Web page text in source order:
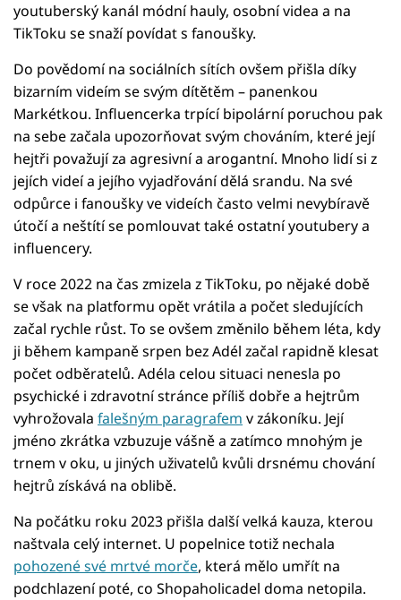
youtuberský kanál módní hauly, osobní videa a na
TikToku se snaží povídat s fanoušky.
Do povědomí na sociálních sítích ovšem přišla díky
bizarním videím se svým dítětěm – panenkou
Markétkou. Influencerka trpící bipolární poruchou pak
na sebe začala upozorňovat svým chováním, které její
hejtři považují za agresivní a arogantní. Mnoho lidí si z
jejích videí a jejího vyjadřování dělá srandu. Na své
odpůrce i fanoušky ve videích často velmi nevybíravě
útočí a neštítí se pomlouvat také ostatní youtubery a
influencery.
V roce 2022 na čas zmizela z TikToku, po nějaké době
se však na platformu opět vrátila a počet sledujících
začal rychle růst. To se ovšem změnilo během léta, kdy
ji během kampaně srpen bez Adél začal rapidně klesat
počet odběratelů. Adéla celou situaci nenesla po
psychické i zdravotní stránce příliš dobře a hejtrům
vyhrožovala falešným paragrafem v zákoníku. Její
jméno zkrátka vzbuzuje vášně a zatímco mnohým je
trnem v oku, u jiných uživatelů kvůli drsnému chování
hejtrů získává na oblibě.
Na počátku roku 2023 přišla další velká kauza, kterou
naštvala celý internet. U popelnice totiž nechala
pohozené své mrtvé morče, která mělo umřít na
podchlazení poté, co Shopaholicadel doma netopila.